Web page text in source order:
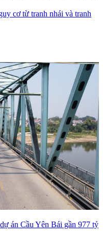
cơ từ tranh nhái và tranh
án Cầu Yên Bái gần 977 tỷ